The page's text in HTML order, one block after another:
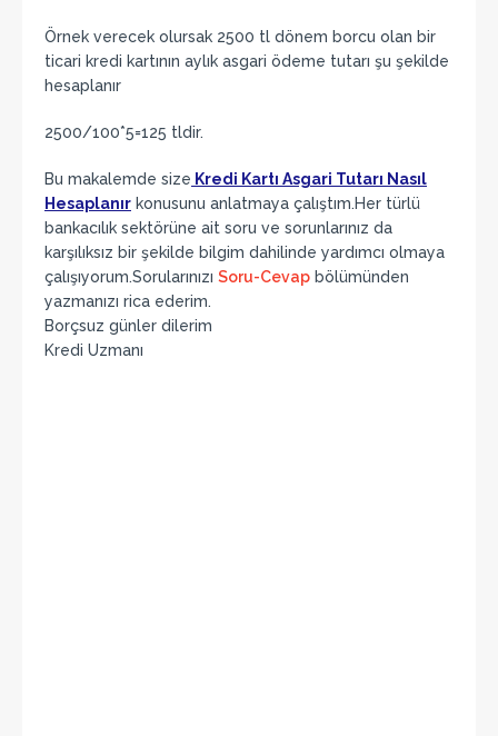
Örnek verecek olursak 2500 tl dönem borcu olan bir
ticari kredi kartının aylık asgari ödeme tutarı şu şekilde
hesaplanır
2500/100*5=125 tldir.
Bu makalemde size Kredi Kartı Asgari Tutarı Nasıl
Hesaplanır konusunu anlatmaya çalıştım.Her türlü
bankacılık sektörüne ait soru ve sorunlarınız da
karşılıksız bir şekilde bilgim dahilinde yardımcı olmaya
çalışıyorum.Sorularınızı Soru-Cevap bölümünden
yazmanızı rica ederim.
Borçsuz günler dilerim
Kredi Uzmanı